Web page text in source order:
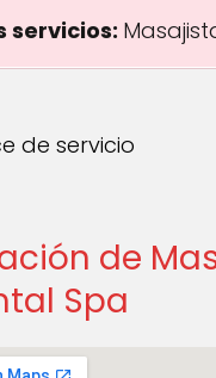
servicios:
de servicio
de
Spa